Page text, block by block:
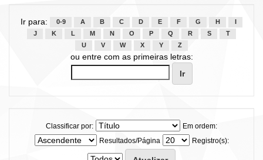
Ir para: 0-9 A B C D E F G H
J
K L M N O P Q R S
T
U
V W X Y Z
ou entre com as primeiras letras:
Classificar por:
Em ordem:
Resultados/Página
Registro(s):